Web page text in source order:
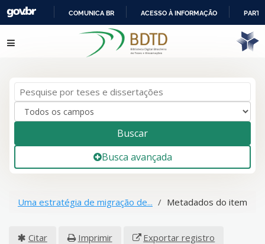
IR
PARA
COMUNICA BR ACESSO À INFORMAÇÃO
Pular para o conteúdo
Buscar
Busca avançada
Uma estratégia de migração de... Metadados do item
Citar Imprimir Exportar registro